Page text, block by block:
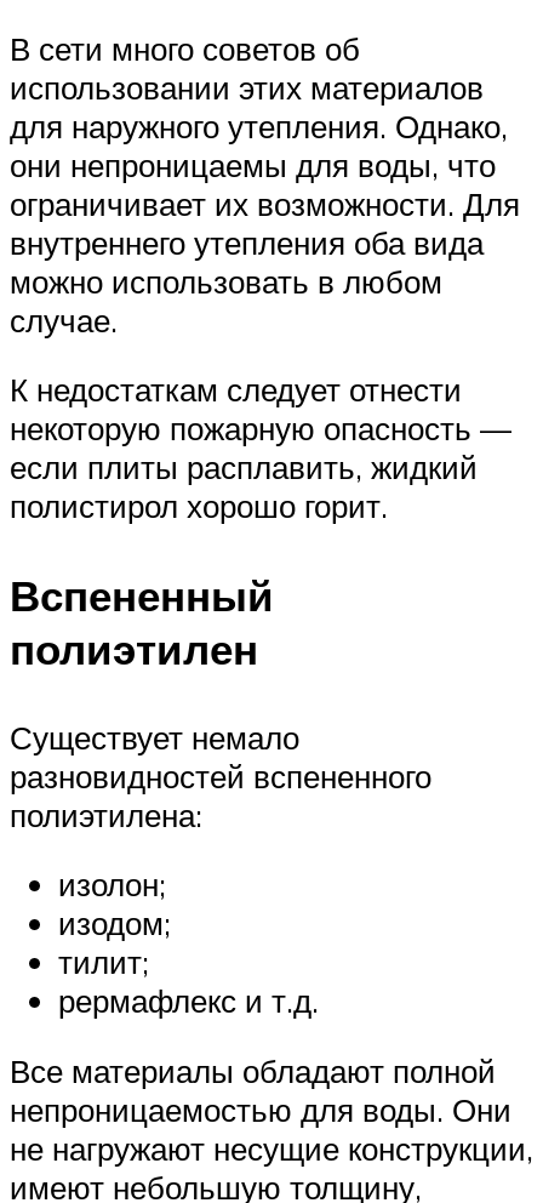
В сети много советов об
использовании этих материалов
для наружного утепления. Однако,
они непроницаемы для воды, что
ограничивает их возможности. Для
внутреннего утепления оба вида
можно использовать в любом
случае.
К недостаткам следует отнести
некоторую пожарную опасность —
если плиты расплавить, жидкий
полистирол хорошо горит.
Вспененный
полиэтилен
Существует немало
разновидностей вспененного
полиэтилена:
изолон;
изодом;
тилит;
рермафлекс и т.д.
Все материалы обладают полной
непроницаемостью для воды. Они
не нагружают несущие конструкции,
имеют небольшую толщину,